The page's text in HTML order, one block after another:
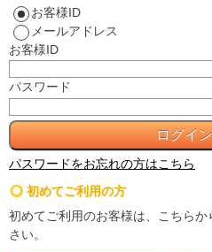
お客様ID
メールアドレス
お客様ID
パスワード
パスワードをお忘れの方はこちら
初めてご利用の方
初めてご利用のお客様は、こちら
さい。